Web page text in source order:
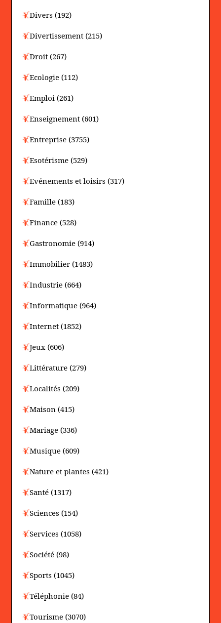
Divers (192)
Divertissement (215)
Droit (267)
Ecologie (112)
Emploi (261)
Enseignement (601)
Entreprise (3755)
Esotérisme (529)
Evénements et loisirs (317)
Famille (183)
Finance (528)
Gastronomie (914)
Immobilier (1483)
Industrie (664)
Informatique (964)
Internet (1852)
Jeux (606)
Littérature (279)
Localités (209)
Maison (415)
Mariage (336)
Musique (609)
Nature et plantes (421)
Santé (1317)
Sciences (154)
Services (1058)
Société (98)
Sports (1045)
Téléphonie (84)
Tourisme (3070)